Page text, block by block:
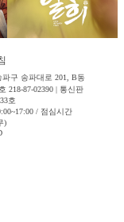
구 송파대로 201, B동
218-87-02390 | 통신판
호
/ 점심시간
)